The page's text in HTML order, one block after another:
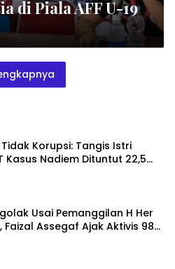
di Piala AFF U-19
Korupsi: Tangis Istri
Kasus Nadiem Dituntut 22,5
Usai Pemanggilan H Her
Faizal Assegaf Ajak Aktivis 98
KPK